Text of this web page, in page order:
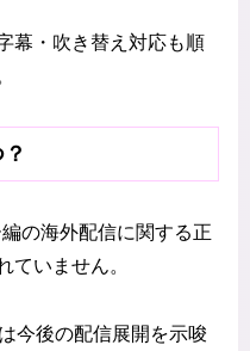
幕・吹き替え対応も順
の海外配信に関する正
ていません。
今後の配信展開を示唆